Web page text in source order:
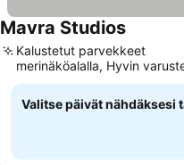
Mavra StudiosKatso
Kalustetut parvekkeet
merinäköalalla, Hyvin
keittiöt
Valitse päivät nähdäksesi